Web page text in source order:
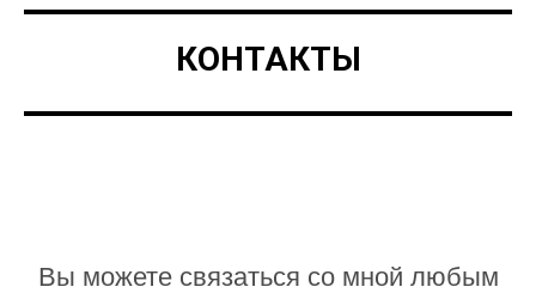
КОНТАКТЫ
Вы можете связаться со мной любым